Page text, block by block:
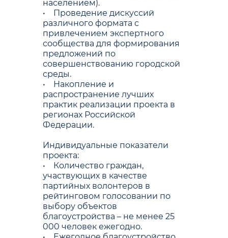
населением).
• Проведение дискуссий
различного формата с
привлечением экспертного
сообщества для формирования
предложений по
совершенствованию городской
среды.
• Накопление и
распространение лучших
практик реализации проекта в
регионах Российской
Федерации.
Индивидуальные показатели
проекта:
• Количество граждан,
участвующих в качестве
партийных волонтеров в
рейтинговом голосовании по
выбору объектов
благоустройства – не менее 25
000 человек ежегодно.